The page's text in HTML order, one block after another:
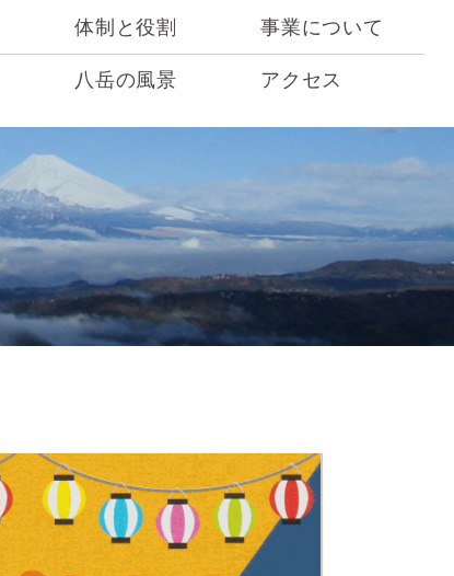
体制と役割 事業について
八岳の風景 アクセス